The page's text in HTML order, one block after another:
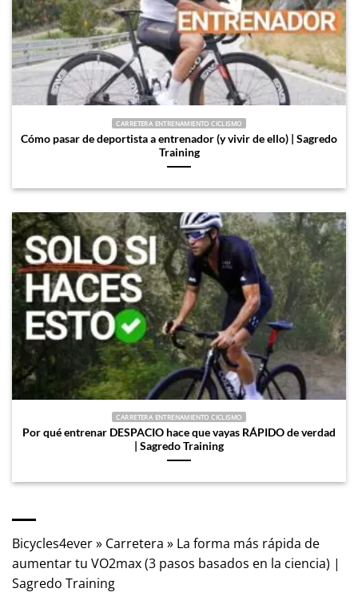
CARRETERA ENTRENAMIENTO CICLISMO
Cómo pasar de deportista a entrenador (y vivir de ello) | Sagredo
Training
CARRETERA ENTRENAMIENTO CICLISMO
Por qué entrenar DESPACIO hace que vayas RÁPIDO de verdad
| Sagredo Training
Bicycles4ever» Carretera » La forma más rápida de
aumentar tu VO2max (3 pasos basados en la ciencia) |
Sagredo Training